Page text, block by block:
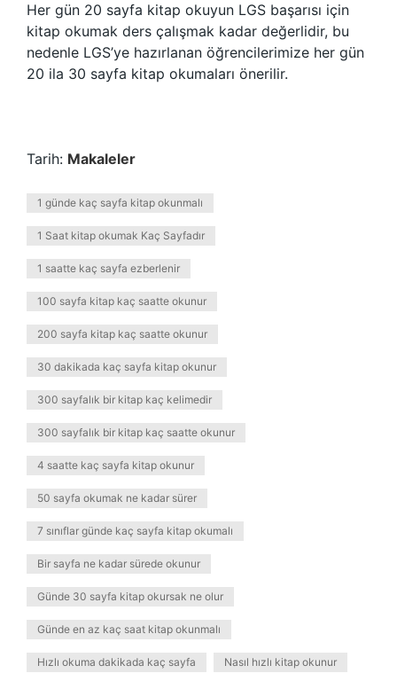
Her gün 20 sayfa kitap okuyun LGS başarısı için
kitap okumak ders çalışmak kadar değerlidir, bu
nedenle LGS’ye hazırlanan öğrencilerimize her gün
20 ila 30 sayfa kitap okumaları önerilir.
Tarih: Makaleler
1 günde kaç sayfa kitap okunmalı
1 Saat kitap okumak Kaç Sayfadır
1 saatte kaç sayfa ezberlenir
100 sayfa kitap kaç saatte okunur
200 sayfa kitap kaç saatte okunur
30 dakikada kaç sayfa kitap okunur
300 sayfalık bir kitap kaç kelimedir
300 sayfalık bir kitap kaç saatte okunur
4 saatte kaç sayfa kitap okunur
50 sayfa okumak ne kadar sürer
7 sınıflar günde kaç sayfa kitap okumalı
Bir sayfa ne kadar sürede okunur
Günde 30 sayfa kitap okursak ne olur
Günde en az kaç saat kitap okunmalı
Hızlı okuma dakikada kaç sayfa Nasıl hızlı kitap okunur